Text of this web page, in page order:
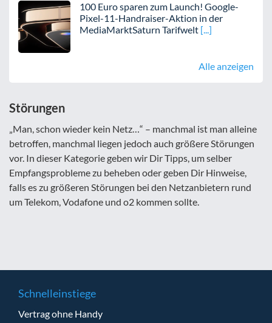
100 Euro sparen zum Launch! Google-
Pixel-11-Handraiser-Aktion in der
MediaMarktSaturn Tarifwelt
Alle anzeigen
Störungen
„Man, schon wieder kein Netz…“ – manchmal ist man alleine
betroffen, manchmal liegen jedoch auch größere Störungen
vor. In dieser Kategorie geben wir Dir Tipps, um selber
Empfangsprobleme zu beheben oder geben Dir Hinweise,
falls es zu größeren Störungen bei den Netzanbietern rund
um Telekom, Vodafone und o2 kommen sollte.
Schnelleinstiege
Vertrag ohne Handy